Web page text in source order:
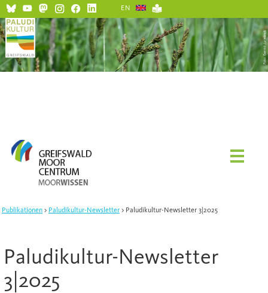
EN
Publikationen Paludikultur-Newsletter Paludikultur-Newsletter 3|2025
Paludikultur-Newsletter
3|2025